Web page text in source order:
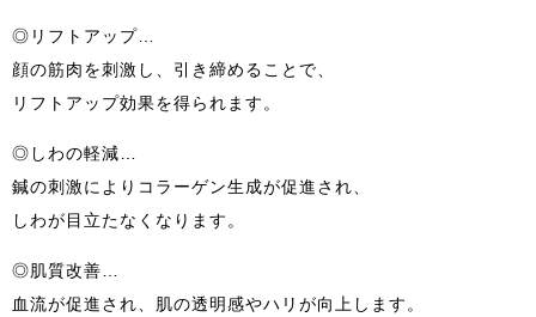
◎リフトアップ…
顔の筋肉を刺激し、引き締めることで、
リフトアップ効果を得られます。
◎しわの軽減…
鍼の刺激によりコラーゲン生成が促進され、
しわが目立たなくなります。
◎肌質改善…
血流が促進され、肌の透明感やハリが向上します。